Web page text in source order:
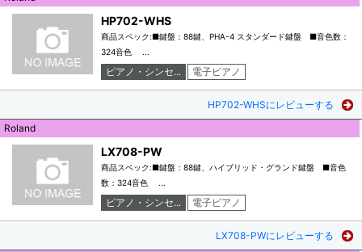
HP702-WHS
商品スペック:■鍵盤：88鍵、PHA-4 スタンダード鍵盤 ■音色数：
324音色 ...
ピアノ・シンセ... 電子ピアノ
HP702-WHSにレビューする
Roland
LX708-PW
商品スペック:■鍵盤：88鍵、ハイブリッド・グランド鍵盤 ■音色
数：324音色 ...
ピアノ・シンセ... 電子ピアノ
LX708-PWにレビューする